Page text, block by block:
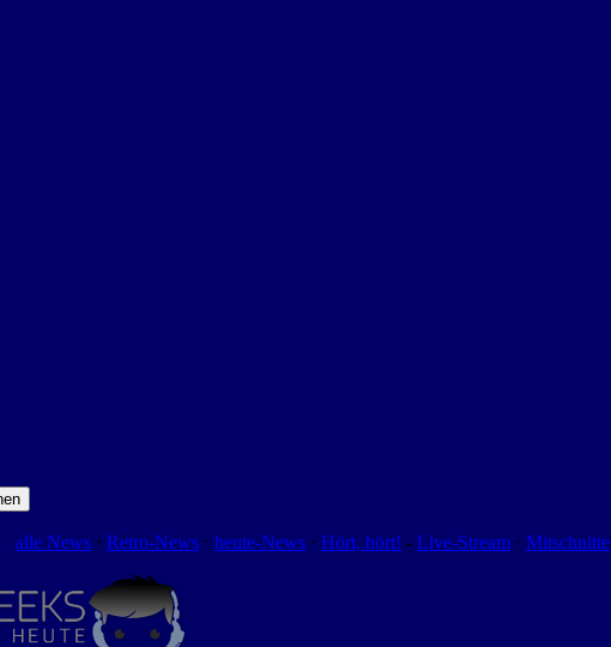
alle News ⋅ Retro-News ⋅ heute-News ⋅ Hört, hört! - Live-Stream ⋅ Mitschnitte